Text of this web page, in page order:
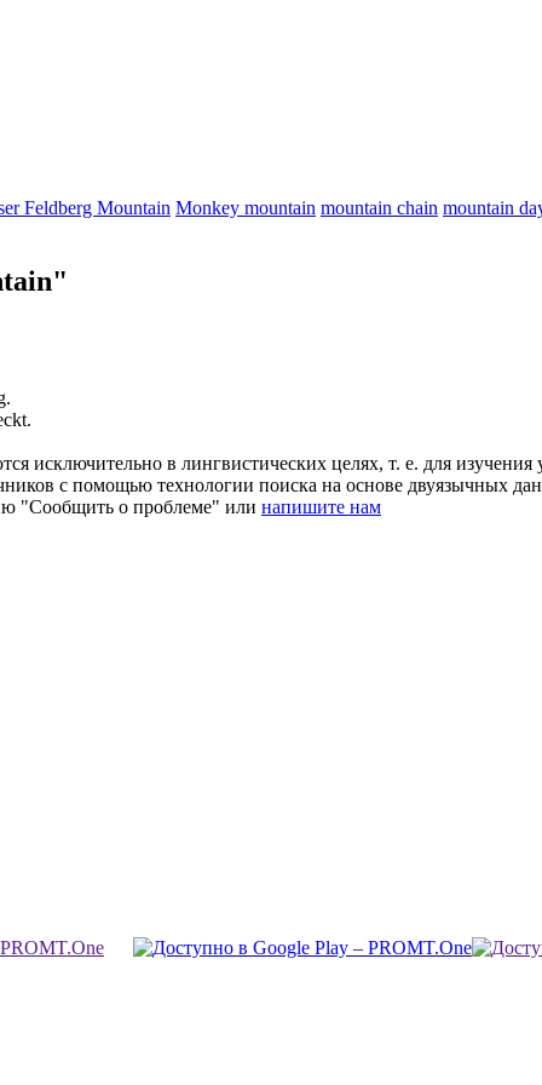
Feldberg Mountain Monkey mountain mountain chain mountain
.
исключительно в лингвистических целях, т. е. для
с помощью технологии поиска на основе двуязычных
"Сообщить о проблеме" или напишите нам